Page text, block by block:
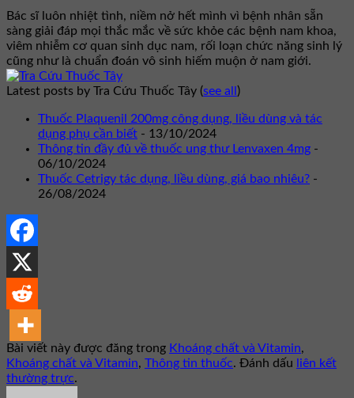
Bác sĩ luôn nhiệt tình, niềm nở hết mình vì bệnh nhân sẵn
sàng giải đáp mọi thắc mắc về sức khỏe các bệnh nam khoa,
viêm nhiễm cơ quan sinh dục nam, rối loạn chức năng sinh lý
cũng như là chuẩn đoán vô sinh hiếm muộn ở nam giới.
Latest posts by Tra Cứu Thuốc Tây (see all )
Thuốc Plaquenil 200mg công dụng, liều dùng và tác
dụng phụ cần biết - 13/10/2024
Thông tin đầy đủ về thuốc ung thư Lenvaxen 4mg -
06/10/2024
Thuốc Cetrigy tác dụng, liều dùng, giá bao nhiêu? -
26/08/2024
Bài viết này được đăng trong Khoáng chất và Vitamin,
Khoáng chất và Vitamin, Thông tin thuốc. Đánh dấu
liên kết
thường trực.